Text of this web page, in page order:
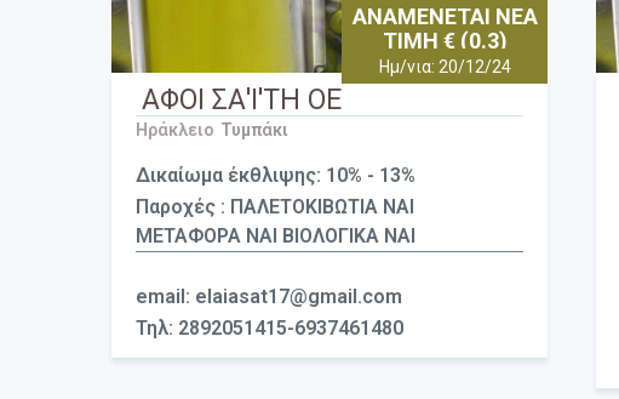
ΑΝΑΜΕΝΕΤΑΙ ΝΕΑ
ΤΙΜΗ € (0.3)
Ημ/νια: 20/12/24
ΑΦΟΙ ΣΑ'Ι'ΤΗ ΟΕ
Ηράκλειο Τυμπάκι
Δικαίωμα έκθλιψης: 10% - 13%
Παροχές : ΠΑΛΕΤΟΚΙΒΩΤΙΑ ΝΑΙ
ΜΕΤΑΦΟΡΑ ΝΑΙ ΒΙΟΛΟΓΙΚΑ ΝΑΙ
email: elaiasat17@gmail.com
Τηλ: 2892051415-6937461480